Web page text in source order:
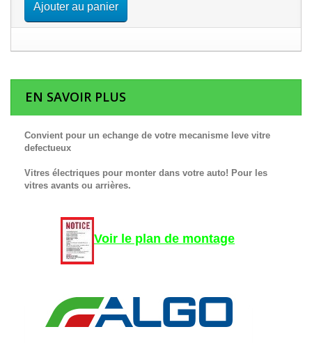
Ajouter au panier
EN SAVOIR PLUS
Convient pour un echange de votre mecanisme leve vitre
defectueux
Vitres électriques pour monter dans votre auto! Pour les
vitres avants ou arrières.
Voir le plan de montage